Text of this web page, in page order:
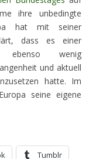
ihre unbedingte
hat mit seiner
dass es einer
ebenso wenig
und aktuell
hatte. Im
seine eigene
Tumblr